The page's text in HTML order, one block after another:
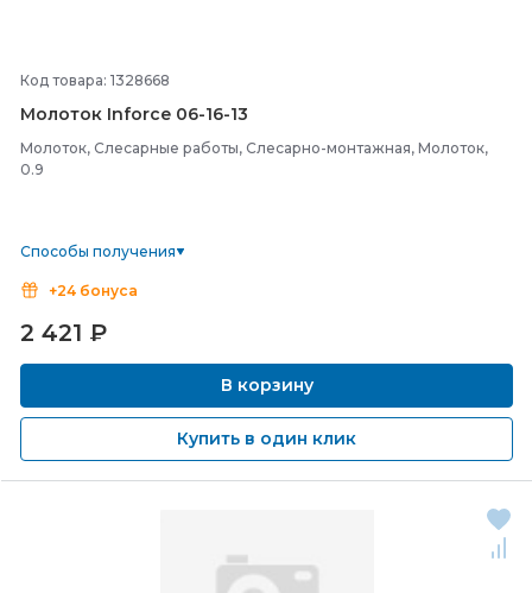
Код товара: 1328668
Молоток Inforce 06-16-13
Молоток, Слесарные работы, Слесарно-монтажная, Молоток,
0.9
Способы получения
+24 бонуса
2 421 ₽
В корзину
Купить в один клик